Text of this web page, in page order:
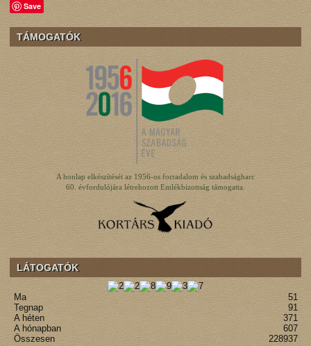
Save
TÁMOGATÓK
A honlap elkészítését az 1956-os forradalom és szabadságharc
60. évfordulójára létrehozott Emlékbizottság támogatta.
LÁTOGATÓK
Ma
51
Tegnap
91
A héten
371
A hónapban
607
Összesen
228937